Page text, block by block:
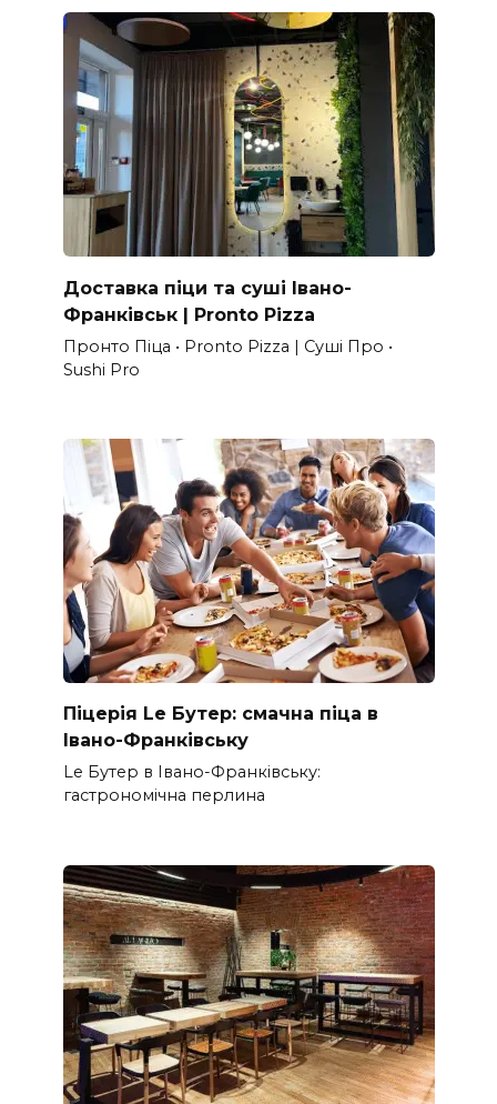
Доставка піци та суші Івано-
Франківськ | Pronto Pizza
Пронто Піца • Pronto Pizza | Суші Про •
Sushi Pro
Піцерія Le Бутер: смачна піца в
Івано-Франківську
Le Бутер в Івано-Франківську:
гастрономічна перлина